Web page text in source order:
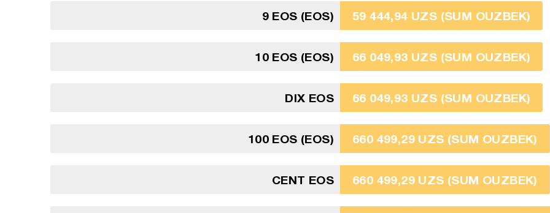
9 EOS (EOS) 59 444,94 UZS (SUM OUZBEK)
10 EOS (EOS) 66 049,93 UZS (SUM OUZBEK)
DIX EOS 66 049,93 UZS (SUM OUZBEK)
100 EOS (EOS) 660 499,29 UZS (SUM OUZBEK)
CENT EOS 660 499,29 UZS (SUM OUZBEK)